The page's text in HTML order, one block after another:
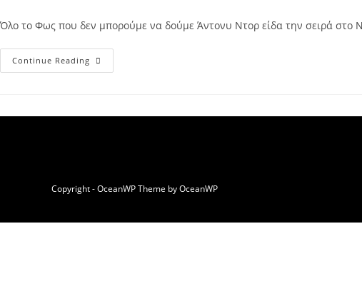
Όλο το Φως που δεν μπορούμε να δούμε Άντονυ Ντορ είδα την σειρά στο
Continue Reading Όλο
Το
Να
Μου
Copyright - OceanWP Theme by OceanWP